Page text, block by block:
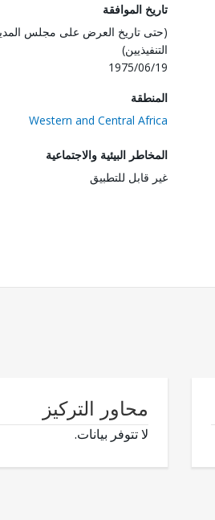
تاريخ الموافقة
(حتى تاريخ العرض على مجلس
التنفيذيين)
1975/06/19
المنطقة
Western and Central Africa
المخاطر البيئية والاجتماعية
غير قابل للتطبيق
محاور التركيز
لا تتوفر بيانات.